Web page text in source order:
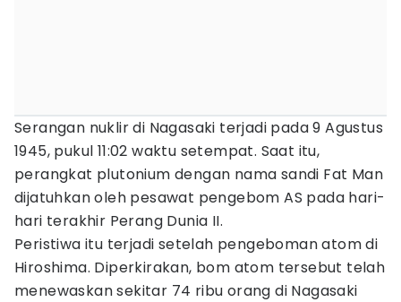
Serangan nuklir di Nagasaki terjadi pada 9 Agustus
1945, pukul 11:02 waktu setempat. Saat itu,
perangkat plutonium dengan nama sandi Fat Man
dijatuhkan oleh pesawat pengebom AS pada hari-
hari terakhir Perang Dunia II.
Peristiwa itu terjadi setelah pengeboman atom di
Hiroshima. Diperkirakan, bom atom tersebut telah
menewaskan sekitar 74 ribu orang di Nagasaki